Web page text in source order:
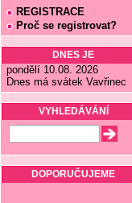
REGISTRACE
Proč se registrovat?
DNES JE
pondělí 10.08. 2026
Dnes má svátek Vavřinec
VYHLEDÁVÁNÍ
DOPORUČUJEME